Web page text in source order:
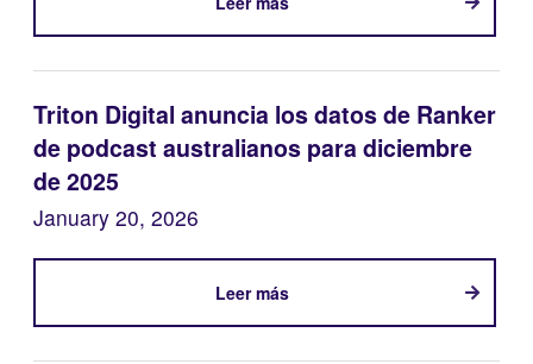
Triton Digital anuncia los datos de Ranker
de podcast australianos para diciembre
de 2025
January 20, 2026
Leer más